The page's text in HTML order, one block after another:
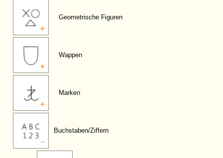
Geometrische Figuren
Wappen
Marken
Buchstaben/Ziffern